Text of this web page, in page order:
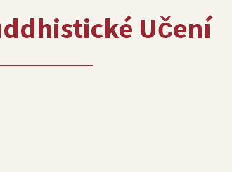
Učení